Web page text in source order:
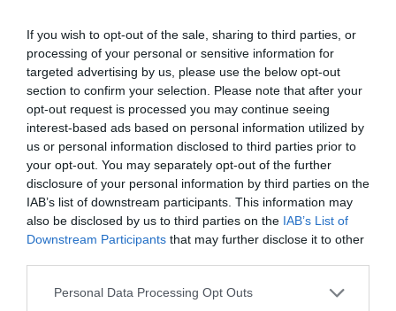
If you wish to opt-out of the sale, sharing to third parties, or
processing of your personal or sensitive information for
targeted advertising by us, please use the below opt-out
section to confirm your selection. Please note that after your
opt-out request is processed you may continue seeing
interest-based ads based on personal information utilized by
us or personal information disclosed to third parties prior to
your opt-out. You may separately opt-out of the further
disclosure of your personal information by third parties on the
IAB’s list of downstream participants. This information may
also be disclosed by us to third parties on the IAB’s List of
Downstream Participants that may further disclose it to other
Please note that this website/app uses one or more Google
Personal Data Processing Opt Outs
«Η απόλυτη τραγωδία»: Η «αιχμηρή» ανάρτηση
του Αρκά για τα τατουάζ (φωτο)